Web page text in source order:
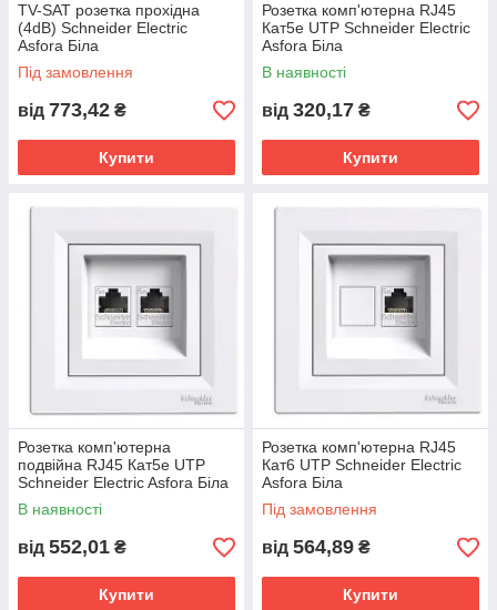
TV-SAT розетка прохідна
(4dB) Schneider Electric
Asfora Біла
Під замовлення
від 773,42 ₴
Купити
Розетка комп'ютерна RJ45
Кат5е UTP Schneider Electric
Asfora Біла
В наявності
від 320,17 ₴
Купити
Розетка комп'ютерна
подвійна RJ45 Кат5е UTP
Schneider Electric Asfora Біла
В наявності
від 552,01 ₴
Купити
Розетка комп'ютерна RJ45
Кат6 UTP Schneider Electric
Asfora Біла
Під замовлення
від 564,89 ₴
Купити